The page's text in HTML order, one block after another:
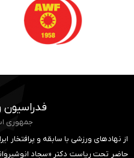
فدراسیون
جمهوری
از نهادهای ورزشی با سابقه و پرافتخار
حاضر تحت ریاست دکتر «سجاد